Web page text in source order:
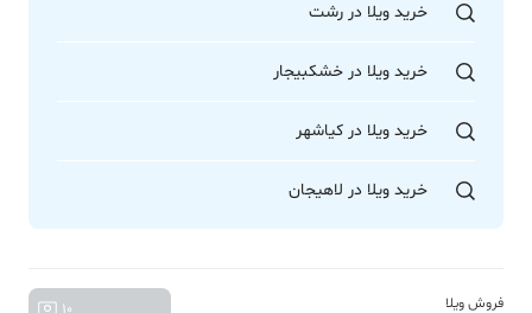
خرید ویلا در رشت
خرید ویلا در خشکبیجار
خرید ویلا در کیاشهر
خرید ویلا در لاهیجان
فروش ویلا